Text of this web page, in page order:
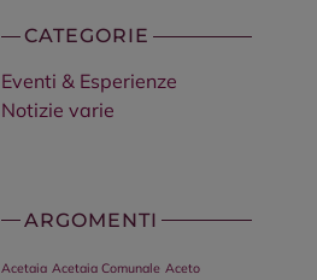
CATEGORIE
Eventi & Esperienze
Notizie varie
ARGOMENTI
Acetaia Acetaia Comunale Aceto